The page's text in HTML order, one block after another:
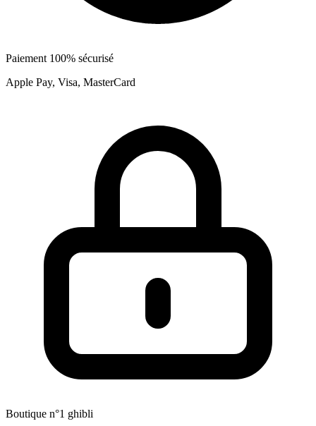
Paiement 100% sécurisé
Apple Pay, Visa, MasterCard
Boutique n°1 ghibli